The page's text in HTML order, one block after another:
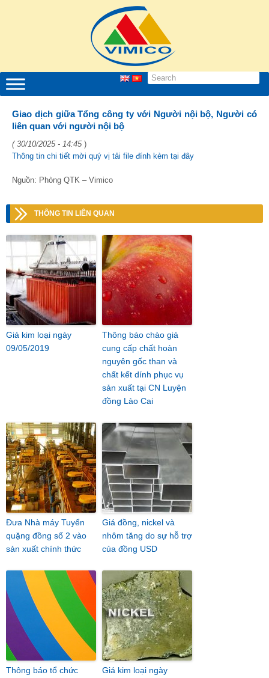
Giao dịch giữa Tổng công ty với Người nội bộ, Người có
liên quan với người nội bộ
( 30/10/2025 - 14:45)
Thông tin chi tiết mời quý vị tải file đính kèm tại đây
Nguồn: Phòng QTK – Vimico
THÔNG TIN LIÊN QUAN
Giá kim loại ngày
09/05/2019
Thông báo chào giá
cung cấp chất hoàn
nguyên gốc than và
chất kết dính phục vụ
sản xuất tại CN Luyện
đồng Lào Cai
Đưa Nhà máy Tuyển
quặng đồng số 2 vào
sản xuất chính thức
Giá đồng, nickel và
nhôm tăng do sự hỗ trợ
của đồng USD
Thông báo tổ chức
Giá kim loại ngày